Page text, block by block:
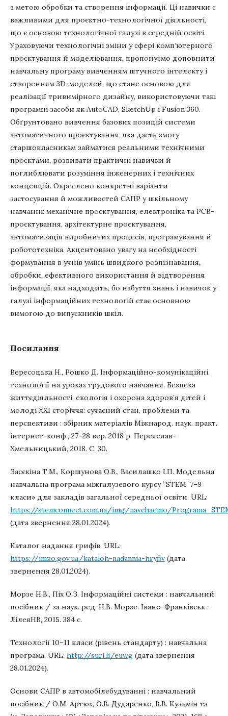
з метою обробки та створення інформації. Ці навички є
важливими для проєктно-технологічної діяльності,
що є основою технологічної галузі в середній освіті.
Ураховуючи технологічні зміни у сфері комп’ютерного
проєктування й моделювання, пропонуємо доповнити
навчальну програму вивченням штучного інтелекту і
створенням 3D-моделей, що стане основою для
реалізації тривимірного дизайну, використовуючи такі
програмні засоби як AutoCAD, SketchUp і Fusion 360.
Обґрунтовано вивчення базових позицій системи
автоматичного проєктування, яка дасть змогу
старшокласникам займатися реальними технічними
проєктами, розвивати практичні навички й
поглиблювати розуміння інженерних і технічних
концепцій. Окреслено конкретні варіанти
застосування й можливостей САПР у шкільному
навчанні: механічне проєктування, електроніка та PCB-
проєктування, архітектурне проєктування,
автоматизація виробничих процесів, програмування й
робототехніка. Акцентовано увагу на необхідності
формування в учнів умінь швидкого розпізнавання,
обробки, ефективного використання й відтворення
інформації, яка надходить, бо набуття знань і навичок у
галузі інформаційних технологій стає основною
вимогою до випускників шкіл.
Посилання
Вересоцька Н., Рошко Д. Інформаційно-комунікаційні
технології на уроках трудового навчання. Безпека
життєдіяльності, екологія і охорона здоров’я дітей і
молоді ХХІ сторіччя: сучасний стан, проблеми та
перспективи : збірник матеріалів Міжнарод. наук. практ.
інтернет-конф., 27–28 вер. 2018 р. Переяслав-
Хмельницький, 2018. С. 30.
Засєкіна Т.М., Коршунова О.В., Василашко І.П. Модельна
навчальна програма міжгалузевого курсу “STEM. 7–9
класи» для закладів загальної середньої освіти. URL:
https://stemconnect.com.ua/img/navchaemo/
(дата звернення 28.01.2024).
Каталог надання грифів. URL:
https://imzo.gov.ua/kataloh-nadannia-hryfiv (дата
звернення 28.01.2024).
Морзе Н.В., Піх О.З. Інформаційні системи : навчальний
посібник / за наук. ред. Н.В. Морзе. Івано-Франківськ :
ЛілеяНВ, 2015. 384 с.
Технології 10–11 класи (рівень стандарту) : навчальна
програма. URL: http://surl.li/euwg (дата звернення
28.01.2024).
Основи САПР в автомобілебудуванні : навчальний
посібник / О.М. Артюх, О.В. Дударенко, В.В. Кузьмін та